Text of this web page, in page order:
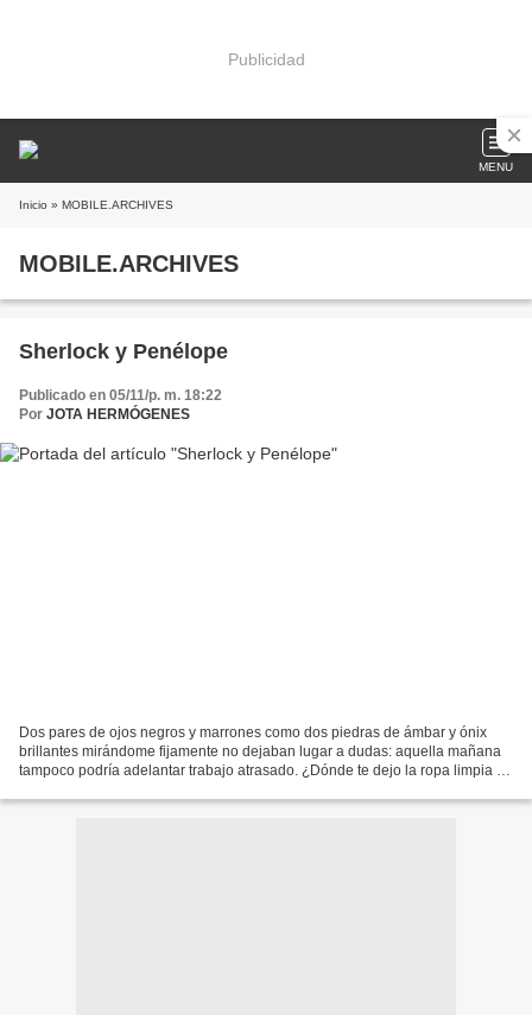
Publicidad
MENU
Inicio » MOBILE.ARCHIVES
MOBILE.ARCHIVES
Sherlock y Penélope
Publicado en 05/11/p. m. 18:22
Por JOTA HERMÓGENES
Dos pares de ojos negros y marrones como dos piedras de ámbar y ónix
brillantes mirándome fijamente no dejaban lugar a dudas: aquella mañana
tampoco podría adelantar trabajo atrasado. ¿Dónde te dejo la ropa limpia y